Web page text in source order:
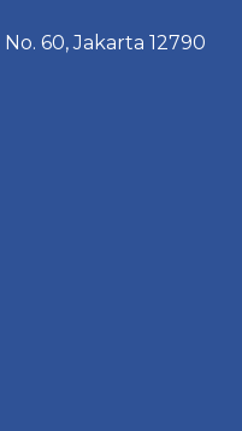
No. 60,Jakarta 12790